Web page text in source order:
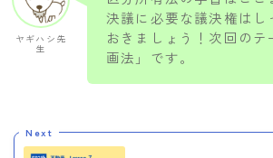
ヤギハシ先
生
決議に必要な議決権はし
おきましょう！次回のテ
画法」です。
Next